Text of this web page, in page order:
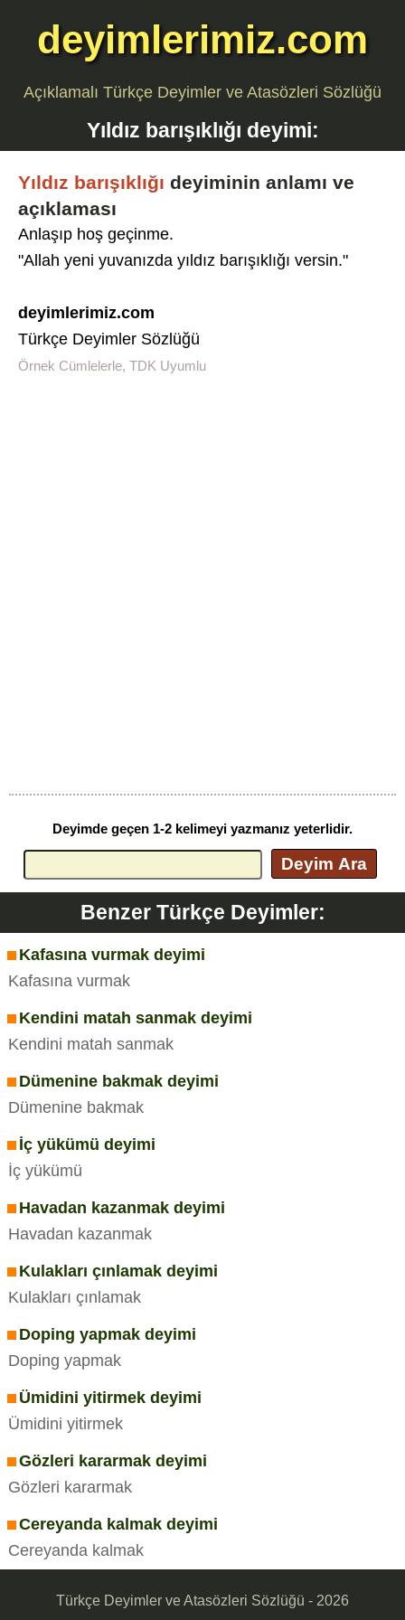
deyimlerimiz.com
Açıklamalı Türkçe Deyimler ve Atasözleri Sözlüğü
Yıldız barışıklığı deyimi:
Yıldız barışıklığı deyiminin anlamı ve
açıklaması
Anlaşıp hoş geçinme.
"Allah yeni yuvanızda yıldız barışıklığı versin."
deyimlerimiz.com
Türkçe Deyimler Sözlüğü
Örnek Cümlelerle, TDK Uyumlu
Deyimde geçen 1-2 kelimeyi yazmanız yeterlidir.
Deyim Ara
Benzer Türkçe Deyimler:
Kafasına vurmak deyimi
Kafasına vurmak
Kendini matah sanmak deyimi
Kendini matah sanmak
Dümenine bakmak deyimi
Dümenine bakmak
İç yükümü deyimi
İç yükümü
Havadan kazanmak deyimi
Havadan kazanmak
Kulakları çınlamak deyimi
Kulakları çınlamak
Doping yapmak deyimi
Doping yapmak
Ümidini yitirmek deyimi
Ümidini yitirmek
Gözleri kararmak deyimi
Gözleri kararmak
Cereyanda kalmak deyimi
Cereyanda kalmak
Türkçe Deyimler ve Atasözleri Sözlüğü - 2026